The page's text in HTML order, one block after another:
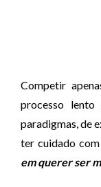
Competir
processo
paradigmas, de
ter cuidado com
em querer ser